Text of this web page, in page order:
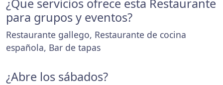
¿Que servicios ofrece esta Restaurante
para grupos y eventos?
Restaurante gallego, Restaurante de cocina
española, Bar de tapas
¿Abre los sábados?